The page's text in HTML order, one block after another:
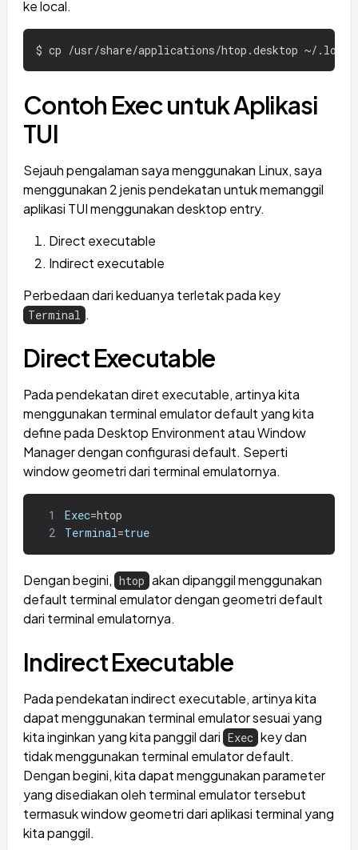
ke local.
Contoh Exec untuk Aplikasi
TUI
Sejauh pengalaman saya menggunakan Linux, saya
menggunakan 2 jenis pendekatan untuk memanggil
aplikasi TUI menggunakan desktop entry.
Direct executable
Indirect executable
Perbedaan dari keduanya terletak pada key
Terminal .
Direct Executable
Pada pendekatan diret executable, artinya kita
menggunakan terminal emulator default yang kita
define pada Desktop Environment atau Window
Manager dengan configurasi default. Seperti
window geometri dari terminal emulatornya.
1 Exec=htop
2
Terminal=true
Dengan begini, htop akan dipanggil menggunakan
default terminal emulator dengan geometri default
dari terminal emulatornya.
Indirect Executable
Pada pendekatan indirect executable, artinya kita
dapat menggunakan terminal emulator sesuai yang
kita inginkan yang kita panggil dari Exec key dan
tidak menggunakan terminal emulator default.
Dengan begini, kita dapat menggunakan parameter
yang disediakan oleh terminal emulator tersebut
termasuk window geometri dari aplikasi terminal yang
kita panggil.